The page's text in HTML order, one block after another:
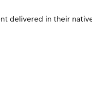
delivered in their